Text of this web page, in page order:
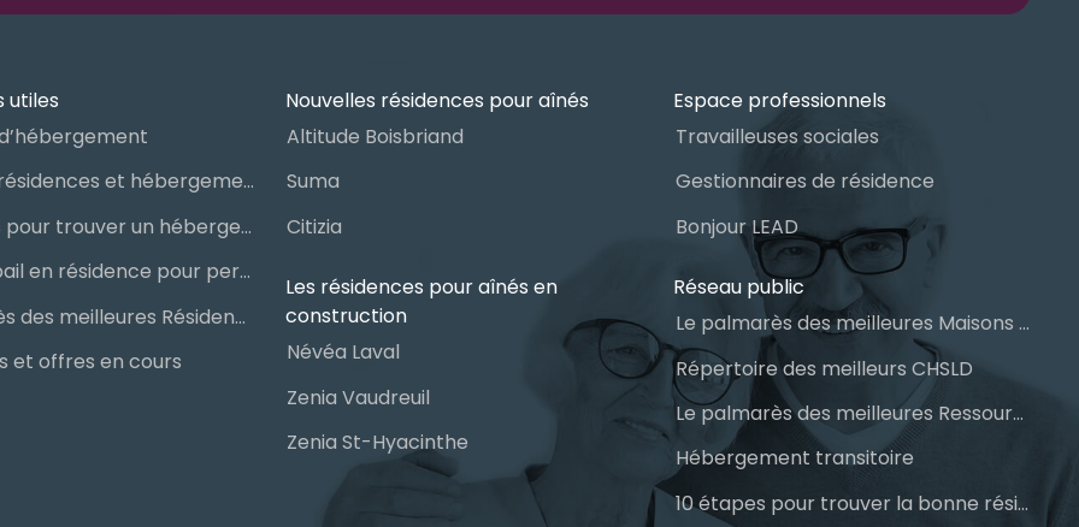
utiles
Guide des résidences et hébergements pour aînés
Les étapes pour trouver un hébergement public ou privé
Signer un bail en résidence pour personnes âgées (RPA) : ce qu’il faut savoir
Le palmarès des meilleures Résidences Privées pour Aînés (RPA)
et offres en cours
Nouvelles résidences pour aînés
Altitude Boisbriand
Suma
Citizia
Les résidences pour aînés en
construction
Névéa Laval
Zenia Vaudreuil
Zenia St-Hyacinthe
Espace professionnels
Travailleuses sociales
Gestionnaires de résidence
Bonjour LEAD
Réseau public
Le palmarès des meilleures Maisons des aînés du Québec
Répertoire des meilleurs CHSLD
Le palmarès des meilleures Ressources Intermédiaires (RI)
Hébergement transitoire
10 étapes pour trouver la bonne résidence pour personnes âgées